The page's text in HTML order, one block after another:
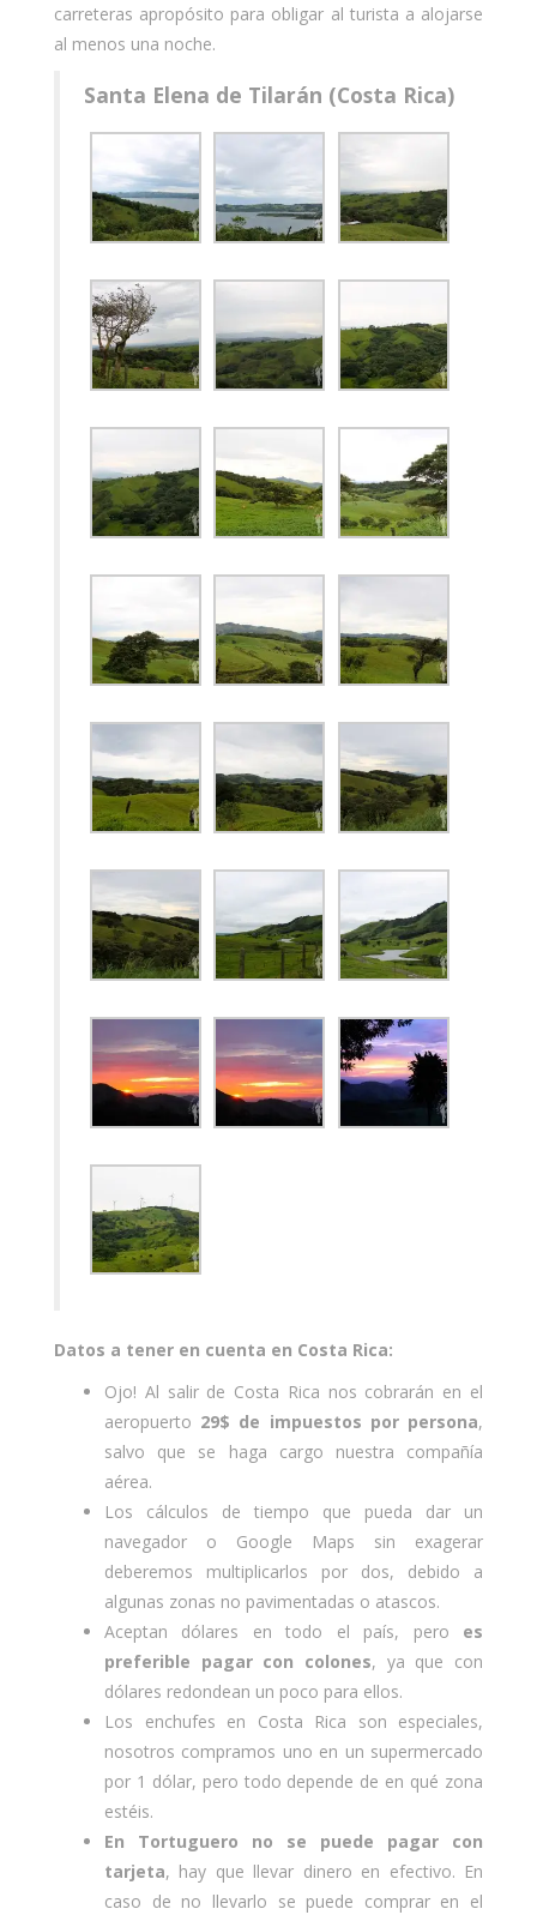
carreteras apropósito para obligar al turista a alojarse
al menos una noche.
Santa Elena de Tilarán (Costa Rica)
Datos a tener en cuenta en Costa Rica:
Ojo! Al salir de Costa Rica nos cobrarán en el
aeropuerto 29$ de impuestos por persona,
salvo que se haga cargo nuestra compañía
aérea.
Los cálculos de tiempo que pueda dar un
navegador o Google Maps sin exagerar
deberemos multiplicarlos por dos, debido a
algunas zonas no pavimentadas o atascos.
Aceptan dólares en todo el país, pero es
preferible pagar con colones, ya que con
dólares redondean un poco para ellos.
Los enchufes en Costa Rica son especiales,
nosotros compramos uno en un supermercado
por 1 dólar, pero todo depende de en qué zona
estéis.
En Tortuguero no se puede pagar con
tarjeta, hay que llevar dinero en efectivo. En
caso de no llevarlo se puede comprar en el